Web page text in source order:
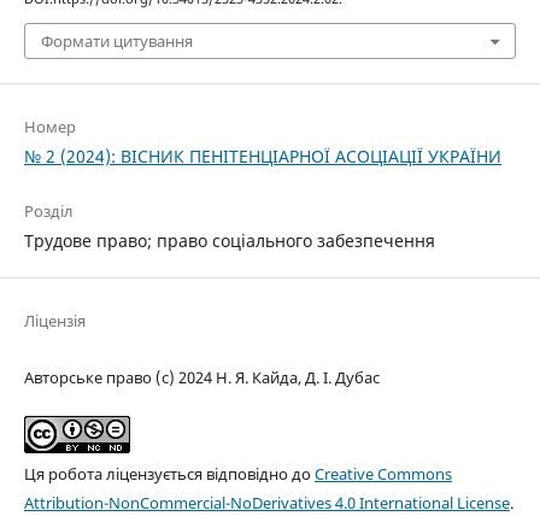
Формати цитування
Номер
№ 2 (2024): ВІСНИК ПЕНІТЕНЦІАРНОЇ АСОЦІАЦІЇ УКРАЇНИ
Розділ
Трудове право; право соціального забезпечення
Ліцензія
Авторське право (c) 2024 Н. Я. Кайда, Д. І. Дубас
Ця робота ліцензується відповідно доCreative Commons
Attribution-NonCommercial-NoDerivatives 4.0 International License.